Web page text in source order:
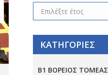
ΑΡΧΕΙΟ
ΚΑΤΗΓΟΡΙΕΣ
Β1 ΒΟΡΕΙΟΣ ΤΟΜΕΑΣ